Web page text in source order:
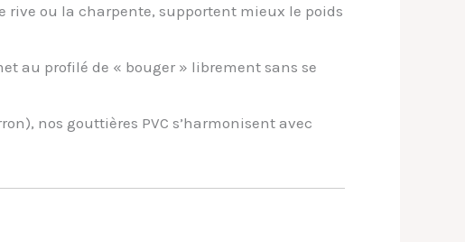
rive ou la charpente, supportent mieux le poids
au profilé de « bouger » librement sans se
nos gouttières PVC s’harmonisent avec